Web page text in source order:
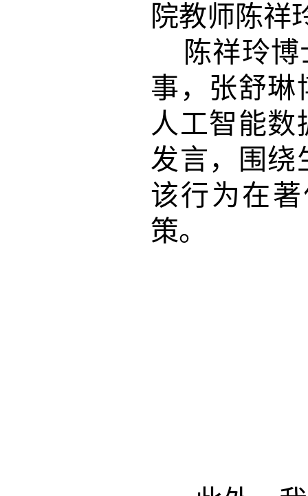
院教师陈祥
陈祥玲
事，张舒琳
人工智能
发言，围绕
该行为在
策。